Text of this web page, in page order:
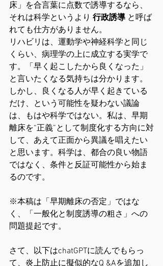
床」を合言葉に点数で誘導するなら、
それは科学というより 行政誘導 と呼ば
れても仕方がありません。
リハビリは、運動学や神経科学と同じ
くらい、病理学の上に成立する実学で
す。「早く起こしたから良くなった」
と言いたくなる気持ちは分かります。
しかし、良くなる人が早く起きている
だけ、という可能性を疑わない議論
は、もはや科学ではない。私は、早期
離床を“正義”として制度化する方向に対
して、あえて正面から異議を唱えたい
と思います。科学は、都合の良い物語
ではなく、条件と反証可能性から始ま
るのです。
※本稿は「早期離床の否定」ではな
く、「一般化と制度誘導の粗さ」への
問題提起です。
さて、以下はchatGPTに読んでもらっ
て、炎上防止に擬似的なQ &Aを追加し